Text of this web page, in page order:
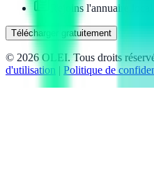
Rejoins l'annuaire local
Télécharger gratuitement
© 2026OLEI. Tous droits
d'utilisation | Politique de